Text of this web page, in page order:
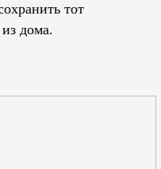
тот
дома.